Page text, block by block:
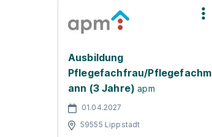
Ausbildung
Pflegefachfrau/Pflegefachm
ann (3 Jahre) apm
01.04.2027
59555 Lippstadt